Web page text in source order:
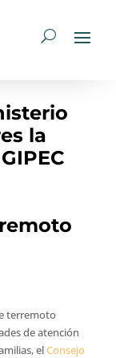
la
terremoto
de atención
elConsejo